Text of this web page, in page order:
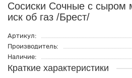
Сосиски Сочные с сыром
иск об газ /Брест/
Артикул:
Производитель:
Наличие:
Краткие характеристики